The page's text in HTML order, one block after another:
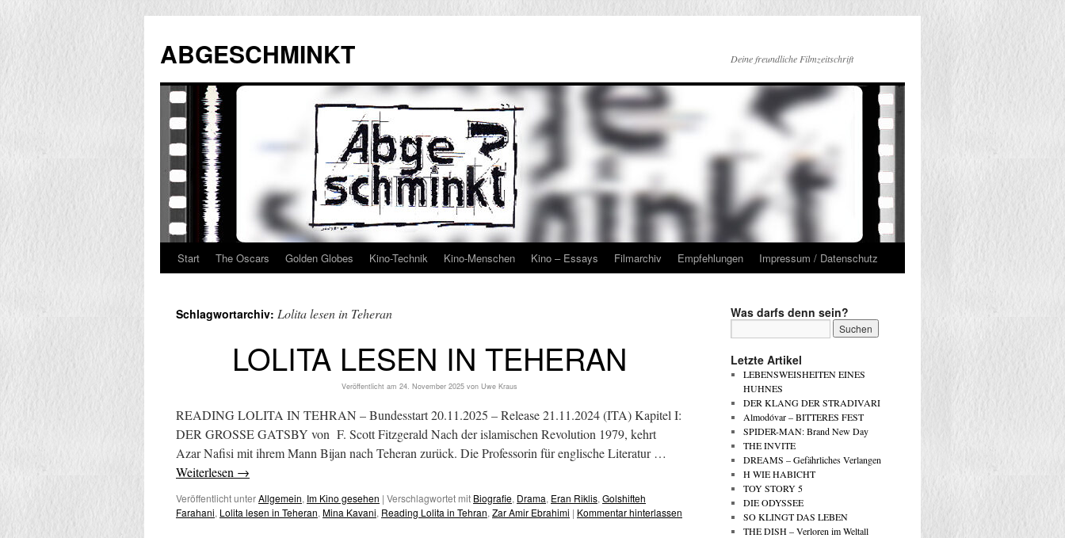
springen
ABGESCHMINKT Deine freundliche Filmzeitschrift
Start The Oscars Golden Globes Kino-Technik Kino-Menschen Kino – Essays Filmarchiv Empfehlungen Impressum / Datenschutz
Schlagwortarchiv: Lolita lesen in Teheran
LOLITA LESEN IN TEHERAN
Veröffentlicht am 24. November 2025 von Uwe Kraus
READING LOLITA IN TEHRAN – Bundesstart 20.11.2025 – Release 21.11.2024 (ITA) Kapitel I:
DER GROSSE GATSBY von F. Scott Fitzgerald Nach der islamischen Revolution 1979, kehrt
Azar Nafisi mit ihrem Mann Bijan nach Teheran zurück. Die Professorin für englische Literatur …
Weiterlesen →
Veröffentlicht unterAllgemein, Im Kino gesehen | Verschlagwortet mit Biografie, Drama, Eran Riklis, Golshifteh
Farahani, Lolita lesen in Teheran, Mina Kavani, Reading Lolita in Tehran, Zar Amir Ebrahimi | Kommentar hinterlassen
Was darfs denn sein?
Letzte Artikel
LEBENSWEISHEITEN EINES
HUHNES
DER KLANG DER STRADIVARI
Almodóvar – BITTERES FEST
SPIDER-MAN: Brand New Day
THE INVITE
DREAMS – Gefährliches Verlangen
H WIE HABICHT
TOY STORY 5
DIE ODYSSEE
SO KLINGT DAS LEBEN
THE DISH – Verloren im Weltall